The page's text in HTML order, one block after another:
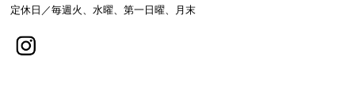
定休日／毎週火、水曜、第一日曜、月末